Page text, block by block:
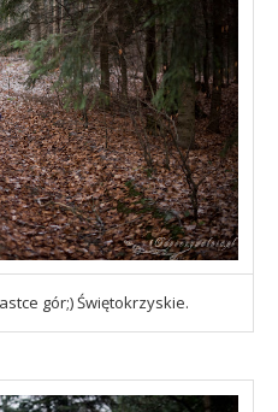
gór;) Świętokrzyskie.